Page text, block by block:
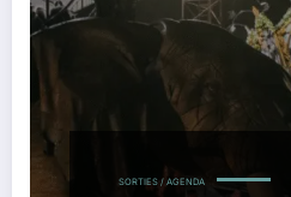
SORTIES / AGENDA